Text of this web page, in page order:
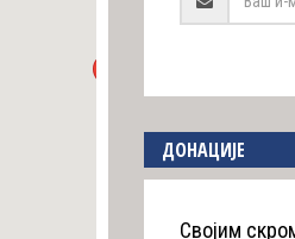
ДОНАЦИЈЕ
Својим